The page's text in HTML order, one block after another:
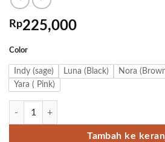
Rp225,000
Color
Indy (sage) Luna (Black) Nora
Yara ( Pink)
Kuantitas Kinaya Premium Scarf Dutch
Tambah ke